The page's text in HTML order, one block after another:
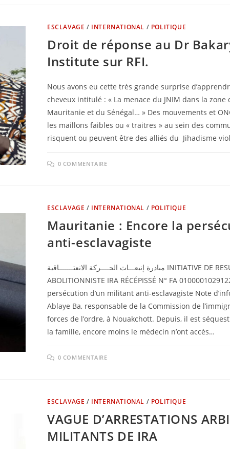
ESCLAVAGE / INTERNATIONAL / POLITIQUE
Droit de réponse au Dr
Institute sur RFI.
Nous avons eu cette très grande surprise
cheveux intitulé : « La menace du JNIM dans la
Mauritanie et du Sénégal… » Des mouvements et
les maillons faibles ou « traitres » au sein des
risquent ou peuvent être des alliés du Jihadisme
0 COMMENTAIRE
ESCLAVAGE / INTERNATIONAL / POLITIQUE
Mauritanie : Encore la
anti-esclavagiste
مبادرة إنبعـــاث الحــــركة الانعتـــــــاقية INITIATIVE DE RESURGENCE DU MOUVEMENT
ABOLITIONNISTE IRA RÉCÉPISSÉ N° FA
persécution d’un militant anti-esclavagiste Note
Ablaye Ba, responsable de la Commission de
forces de l’ordre, à Nouakchott. Depuis, il est
la famille, encore moins le médecin n’ont accès…
0 COMMENTAIRE
ESCLAVAGE / INTERNATIONAL / POLITIQUE
VAGUE D’ARRESTATIONS
MILITANTS DE IRA